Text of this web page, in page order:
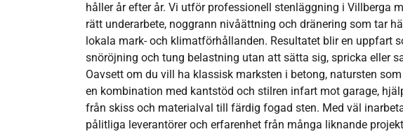
håller år efter år. Vi utför professionell stenläggning i Villberga
rätt underarbete, noggrann nivåättning och dränering som tar
lokala mark- och klimatförhållanden. Resultatet blir en uppfart
snöröjning och tung belastning utan att sätta sig, spricka eller
Oavsett om du vill ha klassisk marksten i betong, natursten
en kombination med kantstöd och stilren infart mot garage,
från skiss och materialval till färdig fogad sten. Med väl
pålitliga leverantörer och erfarenhet från många liknande